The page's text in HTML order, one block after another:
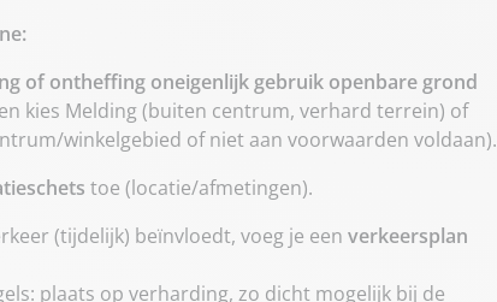
of ontheffing oneigenlijk gebruik openbare grond
kies Melding (buiten centrum, verhard terrein) of
winkelgebied of niet aan voorwaarden voldaan).
toe (locatie/afmetingen).
(tijdelijk) beïnvloedt, voeg je een verkeersplan
plaats op verharding, zo dicht mogelijk bij de